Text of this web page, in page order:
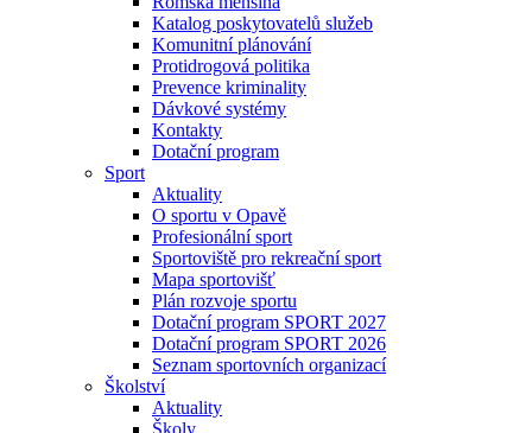
Katalog poskytovatelů služeb
Komunitní plánování
Protidrogová politika
Prevence kriminality
Dávkové systémy
Kontakty
Dotační program
Sport
Aktuality
O sportu v Opavě
Profesionální sport
Sportoviště pro rekreační sport
Mapa sportovišť
Plán rozvoje sportu
Dotační program SPORT 2027
Dotační program SPORT 2026
Seznam sportovních organizací
Školství
Aktuality